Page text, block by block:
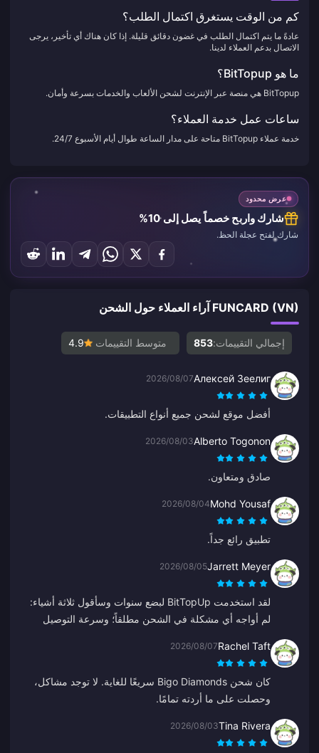
كم من الوقت يستغرق اكتمال الطلب؟
عادةً ما يتم اكتمال الطلب في غضون دقائق قليلة. إذا كان هناك أي تأخير، يرجى
الاتصال بدعم العملاء لدينا.
ما هو BitTopup؟
BitTopup هي منصة عبر الإنترنت لشحن الألعاب والخدمات بسرعة وأمان.
ساعات عمل خدمة العملاء؟
خدمة عملاء BitTopup متاحة على مدار الساعة طوال أيام الأسبوع 24/7.
عرض محدود
شارك واربح خصماً يصل إلى 10%
شارك لفتح عجلة الحظ.
FUNCARD (VN) آراء العملاء حول الشحن
إجمالي التقييمات:853 متوسط التقييمات 4.9
Алексей Зеелиг
2026/08/07
أفضل موقع لشحن جميع أنواع التطبيقات.
Alberto Togonon
2026/08/03
صادق ومتعاون.
Mohd Yousaf
2026/08/04
تطبيق رائع جداً.
Jarrett Meyer
2026/08/05
لقد استخدمت BitTopUp لبضع سنوات وسأقول ثلاثة أشياء:
لم أواجه أي مشكلة في الشحن مطلقاً؛ وسرعة التوصيل
وتكون جاهزاً. إنه يسهل الحياة.
Rachel Taft
2026/08/07
كان شحن Bigo Diamonds سريعًا للغاية. لا توجد مشاكل،
وحصلت على ما أردته تمامًا.
Tina Rivera
2026/08/03